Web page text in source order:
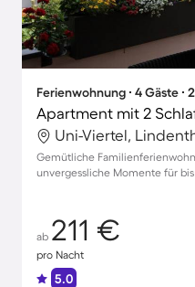
Ferienwohnung ∙ 4 Gäste ∙
Apartment mit 2
Uni-Viertel,
Gemütliche
unvergessliche Momente für
ab 211 €
pro Nacht
5.0